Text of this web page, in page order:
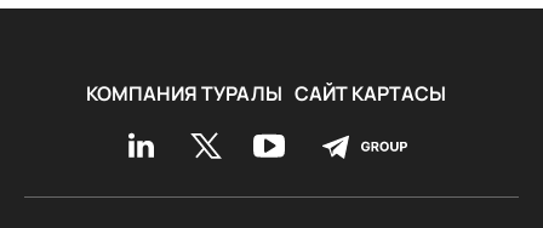
КОМПАНИЯ ТУРАЛЫ САЙТ КАРТАСЫ